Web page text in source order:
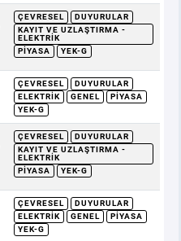
ÇEVRESEL
DUYURULAR
KAYIT VE UZLAŞTIRMA -
ELEKTRIK
PIYASA
YEK-G
ÇEVRESEL
DUYURULAR
ELEKTRIK
GENEL
PIYASA
YEK-G
ÇEVRESEL
DUYURULAR
KAYIT VE UZLAŞTIRMA -
ELEKTRIK
PIYASA
YEK-G
ÇEVRESEL
DUYURULAR
ELEKTRIK
GENEL
PIYASA
YEK-G